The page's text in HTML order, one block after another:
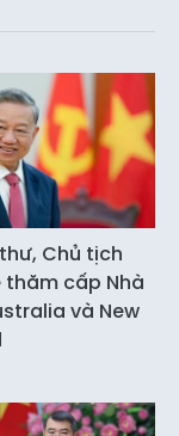
Chủ tịch
thăm cấp Nhà
và New